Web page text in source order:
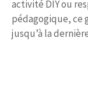
activité DIY ou
pédagogique, ce
jusqu’à la